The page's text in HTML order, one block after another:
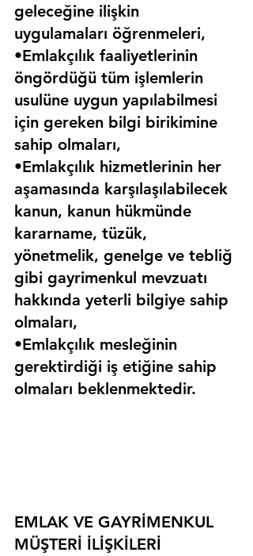
geleceğine ilişkin
uygulamaları öğrenmeleri,
•Emlakçılık faaliyetlerinin
öngördüğü tüm işlemlerin
usulüne uygun yapılabilmesi
için gereken bilgi birikimine
sahip olmaları,
•Emlakçılık hizmetlerinin her
aşamasında karşılaşılabilecek
kanun, kanun hükmünde
kararname, tüzük,
yönetmelik, genelge ve tebliğ
gibi gayrimenkul mevzuatı
hakkında yeterli bilgiye sahip
olmaları,
•Emlakçılık mesleğinin
gerektirdiği iş etiğine sahip
olmaları beklenmektedir.
EMLAK VE GAYRİMENKUL
MÜŞTERİ İLİŞKİLERİ